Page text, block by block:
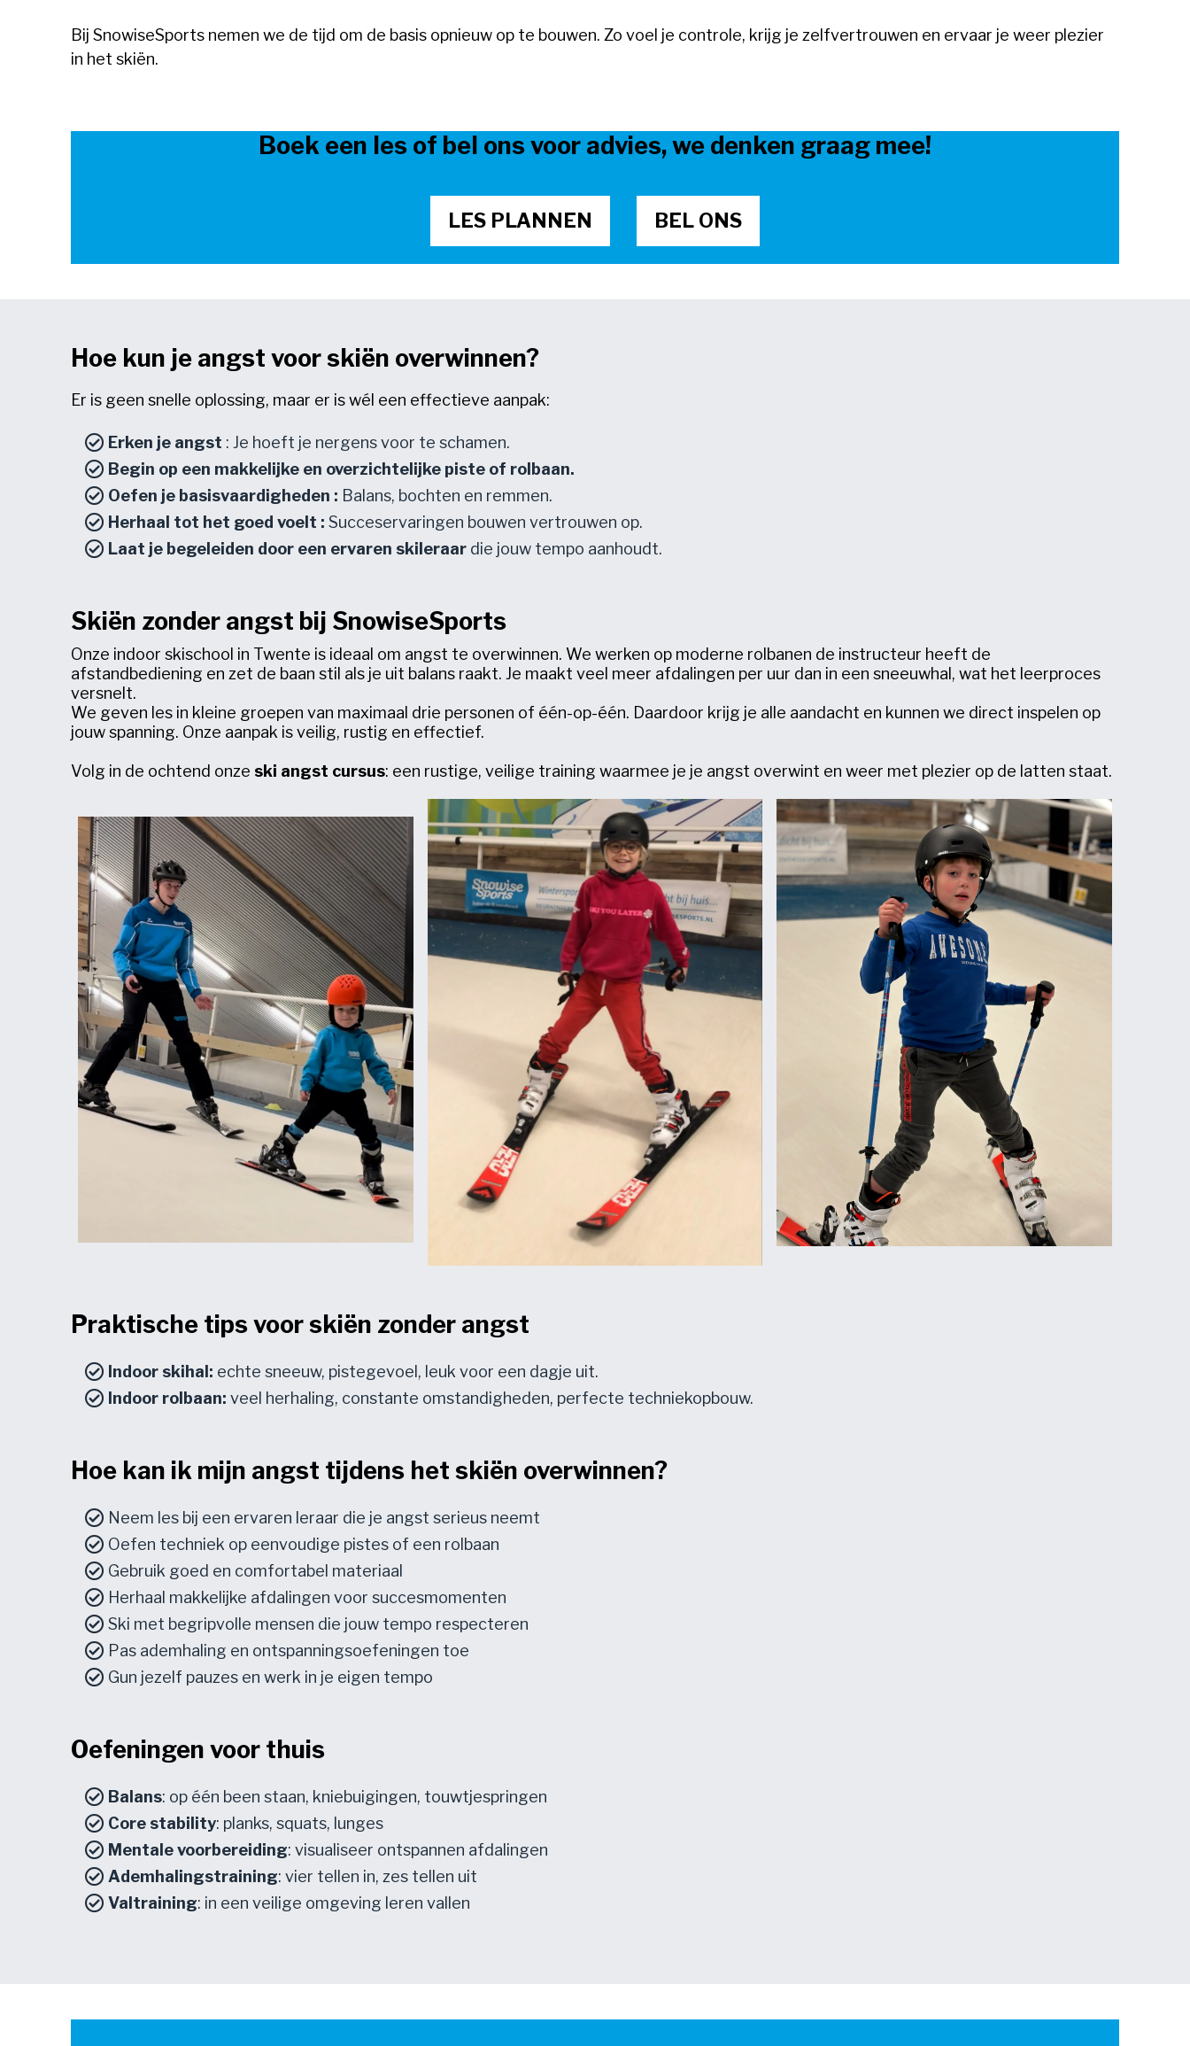
Bij SnowiseSports nemen we de tijd om de basis opnieuw op te bouwen. Zo voel je controle, krijg je zelfvertrouwen en ervaar je weer plezier
in het skiën.
Boek een les of bel ons voor advies, we denken graag mee!
LES PLANNEN BEL ONS
Hoe kun je angst voor skiën overwinnen?
Er is geen snelle oplossing, maar er is wél een effectieve aanpak:
Erken je angst : Je hoeft je nergens voor te schamen.
Begin op een makkelijke en overzichtelijke piste of rolbaan.
Oefen je basisvaardigheden : Balans, bochten en remmen.
Herhaal tot het goed voelt : Succeservaringen bouwen vertrouwen op.
Laat je begeleiden door een ervaren skileraar die jouw tempo aanhoudt.
Skiën zonder angst bij SnowiseSports
Onze indoor skischool in Twente is ideaal om angst te overwinnen. We werken op moderne rolbanen de instructeur heeft de
afstandbediening en zet de baan stil als je uit balans raakt. Je maakt veel meer afdalingen per uur dan in een sneeuwhal, wat het leerproces
versnelt.
We geven les in kleine groepen van maximaal drie personen of één-op-één. Daardoor krijg je alle aandacht en kunnen we direct inspelen op
jouw spanning. Onze aanpak is veilig, rustig en effectief.
Volg in de ochtend onze ski angst cursus: een rustige, veilige training waarmee je je angst overwint en weer met plezier op de latten staat.
Praktische tips voor skiën zonder angst
Indoor skihal: echte sneeuw, pistegevoel, leuk voor een dagje uit.
Indoor rolbaan: veel herhaling, constante omstandigheden, perfecte techniekopbouw.
Hoe kan ik mijn angst tijdens het skiën overwinnen?
Neem les bij een ervaren leraar die je angst serieus neemt
Oefen techniek op eenvoudige pistes of een rolbaan
Gebruik goed en comfortabel materiaal
Herhaal makkelijke afdalingen voor succesmomenten
Ski met begripvolle mensen die jouw tempo respecteren
Pas ademhaling en ontspanningsoefeningen toe
Gun jezelf pauzes en werk in je eigen tempo
Oefeningen voor thuis
Balans: op één been staan, kniebuigingen, touwtjespringen
Core stability: planks, squats, lunges
Mentale voorbereiding: visualiseer ontspannen afdalingen
Ademhalingstraining: vier tellen in, zes tellen uit
Valtraining: in een veilige omgeving leren vallen